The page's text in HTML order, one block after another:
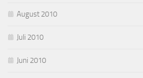
August 2010
Juli 2010
Juni 2010